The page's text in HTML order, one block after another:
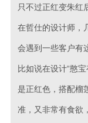
只不过正红变朱红
在哲仕的设计师，
会遇到一些客户有
比如说在设计“憨
是正红色，搭配榴
准，又非常有食欲